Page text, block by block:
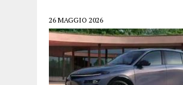
26 MAGGIO 2026